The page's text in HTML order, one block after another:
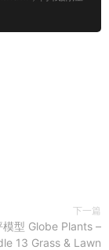
下一篇
型 Globe Plants –
13 Grass & Lawn